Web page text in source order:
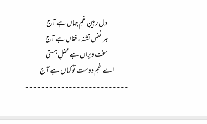
دل رہینِ غمِ جہاں ہے آج
ہر نفس تشنہء فغاں ہے آج
سخت ویراں ہے محفلِ ہستی
اے غمِ دوست تو کہاں ہے آج
۔۔۔۔۔۔۔۔۔۔۔۔۔۔۔۔۔۔۔۔۔۔۔۔۔۔